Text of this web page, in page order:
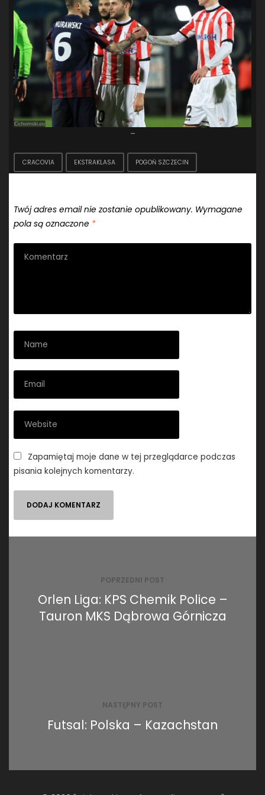
–
CRACOVIA EKSTRAKLASA POGOŃ SZCZECIN
Twój adres email nie zostanie opublikowany. Wymagane
pola są oznaczone *
Zapamiętaj moje dane w tej przeglądarce podczas
pisania kolejnych komentarzy.
POPRZEDNI POST
Orlen Liga: KPS Chemik Police –
Tauron MKS Dąbrowa Górnicza
NASTĘPNY POST
Futsal: Polska – Kazachstan